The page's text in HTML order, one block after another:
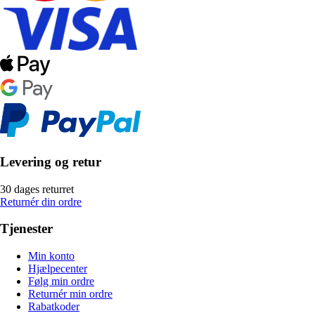
Levering og retur
30 dages returret
Returnér din ordre
Tjenester
Min konto
Hjælpecenter
Følg min ordre
Returnér min ordre
Rabatkoder